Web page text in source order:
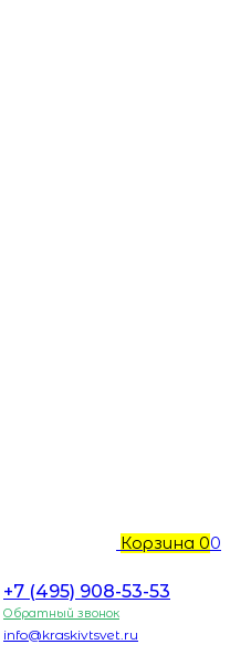
Корзина 00
+7 (495) 908-53-53
Обратный звонок
info@kraskivtsvet.ru